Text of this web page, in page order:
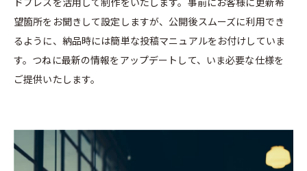
望箇所をお聞きして設定しますが、公開後スムーズに利用でき
るように、納品時には簡単な投稿マニュアルをお付けしていま
す。つねに最新の情報をアップデートして、いま必要な仕様を
ご提供いたします。